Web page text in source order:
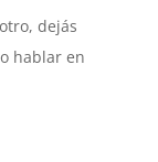
dejás
hablar en